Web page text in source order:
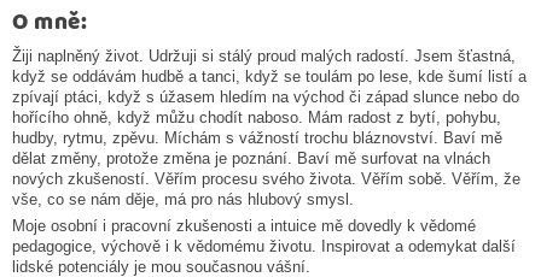
O mně:
Žiji naplněný život. Udržuji si stálý proud malých radostí. Jsem šťastná,
když se oddávám hudbě a tanci, když se toulám po lese, kde šumí listí a
zpívají ptáci, když s úžasem hledím na východ či západ slunce nebo do
hořícího ohně, když můžu chodít naboso. Mám radost z bytí, pohybu,
hudby, rytmu, zpěvu. Míchám s vážností trochu bláznovství. Baví mě
dělat změny, protože změna je poznání. Baví mě surfovat na vlnách
nových zkušeností. Věřím procesu svého života. Věřím sobě. Věřím, že
vše, co se nám děje, má pro nás hlubový smysl.
Moje osobní i pracovní zkušenosti a intuice mě dovedly k vědomé
pedagogice, výchově i k vědomému životu. Inspirovat a odemykat další
lidské potenciály je mou současnou vášní.